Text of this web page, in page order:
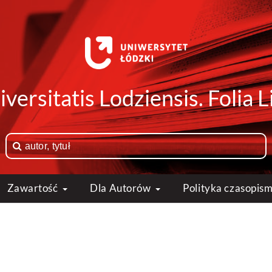
Lodziensis. Folia
Zawartość Dla Autorów Polityka